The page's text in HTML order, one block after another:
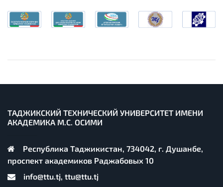
ТАДЖИКСКИЙ ТЕХНИЧЕСКИЙ УНИВЕРСИТЕТ ИМЕНИ
АКАДЕМИКА М.С. ОСИМИ
Республика Таджикистан, 734042, г. Душанбе,
проспект академиков Раджабовых 10
info@ttu.tj, ttu@ttu.tj